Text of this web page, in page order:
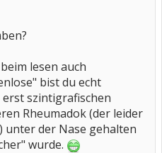
lesen auch
bist du echt
erst szintigrafischen
Rheumadok (der leider
unter der Nase gehalten
wurde.